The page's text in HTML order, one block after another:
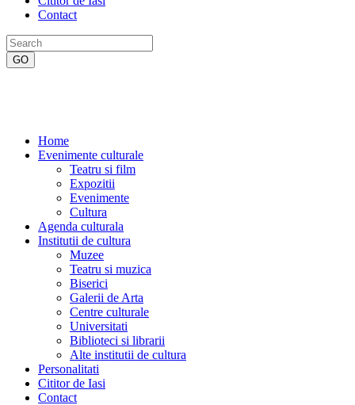
Contact
Home
Evenimente culturale
Teatru si film
Expozitii
Evenimente
Cultura
Agenda culturala
Institutii de cultura
Muzee
Teatru si muzica
Biserici
Galerii de Arta
Centre culturale
Universitati
Biblioteci si librarii
Alte institutii de cultura
Personalitati
Cititor de Iasi
Contact